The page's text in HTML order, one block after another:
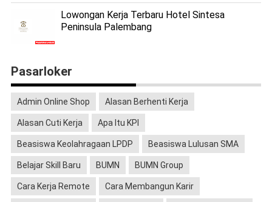
Lowongan Kerja Terbaru Hotel Sintesa
Peninsula Palembang
Pasarloker
Admin Online Shop Alasan Berhenti Kerja
Alasan Cuti Kerja Apa Itu KPI
Beasiswa Keolahragaan LPDP Beasiswa Lulusan SMA
Belajar Skill Baru BUMN BUMN Group
Cara Kerja Remote Cara Membangun Karir